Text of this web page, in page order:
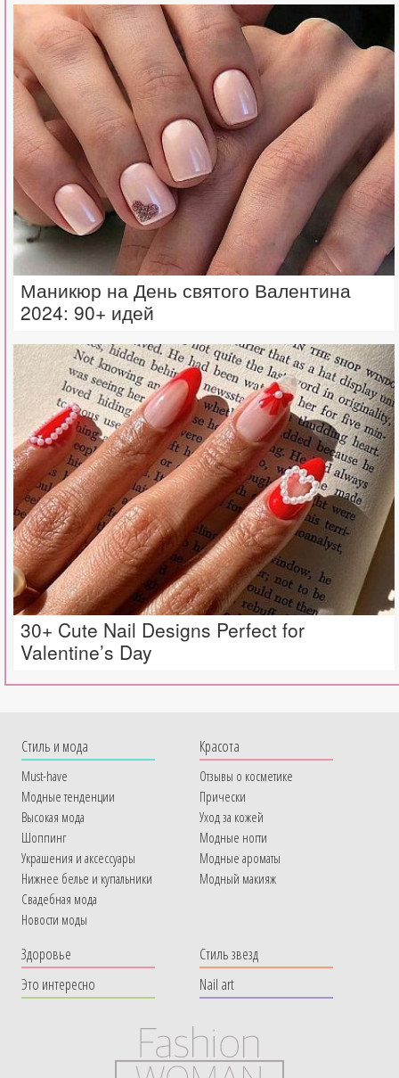
Маникюр на День святого Валентина
2024: 90+ идей
30+ Cute Nail Designs Perfect for
Valentine’s Day
Cтиль и мода
Must-have
Модные тенденции
Высокая мода
Шоппинг
Украшения и аксессуары
Нижнее белье и купальники
Свадебная мода
Новости моды
Красота
Отзывы о косметике
Прически
Уход за кожей
Модные ногти
Модные ароматы
Модный макияж
Здоровье
Это интересно
Стиль звезд
Nail art